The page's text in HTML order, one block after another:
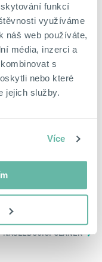
funkcí
využíváme
náš web používáte,
média, inzerci a
s
nebo které
jejich služby.
Více
Pro
stále zajímavější
kurzu. Za
stříbra zvýšila o
tento zvýšený
je neustálý tlak
zdroje.
NÁSLEDUJÍCÍ ČLÁNEK